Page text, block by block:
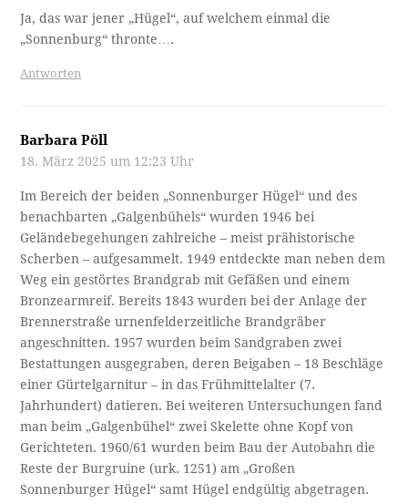
Ja, das war jener „Hügel“, auf welchem einmal die
„Sonnenburg“ thronte….
Antworten
Barbara Pöll
18. März 2025 um 12:23 Uhr
Im Bereich der beiden „Sonnenburger Hügel“ und des
benachbarten „Galgenbühels“ wurden 1946 bei
Geländebegehungen zahlreiche – meist prähistorische
Scherben – aufgesammelt. 1949 entdeckte man neben dem
Weg ein gestörtes Brandgrab mit Gefäßen und einem
Bronzearmreif. Bereits 1843 wurden bei der Anlage der
Brennerstraße urnenfelderzeitliche Brandgräber
angeschnitten. 1957 wurden beim Sandgraben zwei
Bestattungen ausgegraben, deren Beigaben – 18 Beschläge
einer Gürtelgarnitur – in das Frühmittelalter (7.
Jahrhundert) datieren. Bei weiteren Untersuchungen fand
man beim „Galgenbühel“ zwei Skelette ohne Kopf von
Gerichteten. 1960/61 wurden beim Bau der Autobahn die
Reste der Burgruine (urk. 1251) am „Großen
Sonnenburger Hügel“ samt Hügel endgültig abgetragen.